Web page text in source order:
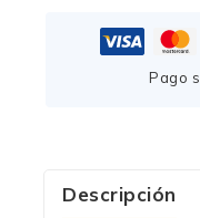
Pago
Descripción